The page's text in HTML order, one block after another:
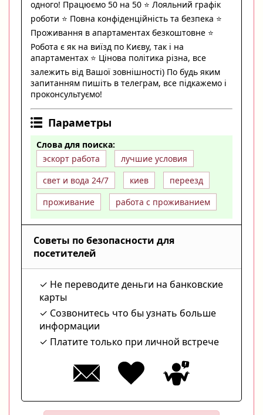
одного! Працюємо 50 на 50 ⭐️ Лояльний графік
роботи ⭐️ Повна конфіденційність та безпека ⭐️
Проживання в апартаментах безкоштовне ⭐️
Робота є як на виїзд по Києву, так і на
апартаментах ⭐️ Цінова політика різна, все
залежить від Вашої зовнішності) По будь яким
запитанням пишіть в телеграм, все підкажемо і
проконсультуємо!
Параметры
Слова для поиска:
эскорт работа
лучшие условия
свет и вода 24/7
киев
переезд
проживание
работа с проживанием
Советы по безопасности для
посетителей
Не переводите деньги на банковские
карты
Созвонитесь что бы узнать больше
информации
Платите только при личной встрече